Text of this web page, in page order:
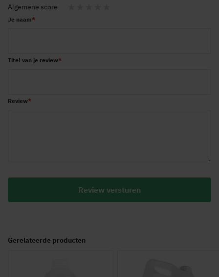
Algemene score
Je naam
Titel van je review
Review
Review versturen
Gerelateerde producten